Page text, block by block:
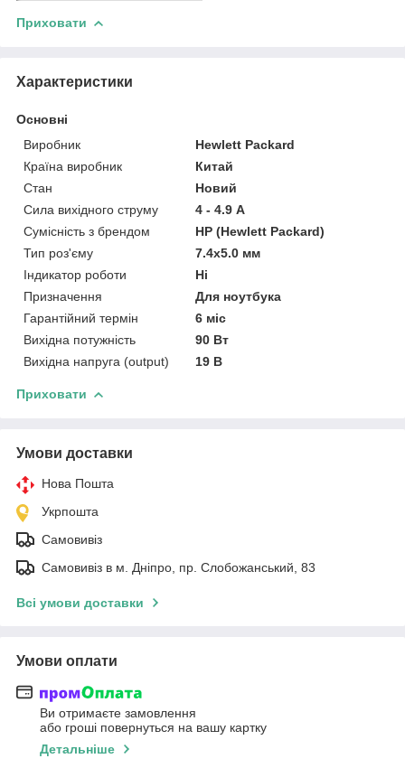
Приховати
Характеристики
Основні
Виробник
Hewlett Packard
Країна виробник
Китай
Стан
Новий
Сила вихідного струму
4 - 4.9 А
Сумісність з брендом
HP (Hewlett Packard)
Тип роз'єму
7.4x5.0 мм
Індикатор роботи
Ні
Призначення
Для ноутбука
Гарантійний термін
6 міс
Вихідна потужність
90 Вт
Вихідна напруга (output)
19 В
Приховати
Умови доставки
Нова Пошта
Укрпошта
Самовивіз
Самовивіз в м. Дніпро, пр. Слобожанський, 83
Всі умови доставки
Умови оплати
Ви отримаєте замовлення
або гроші повернуться на вашу картку
Детальніше